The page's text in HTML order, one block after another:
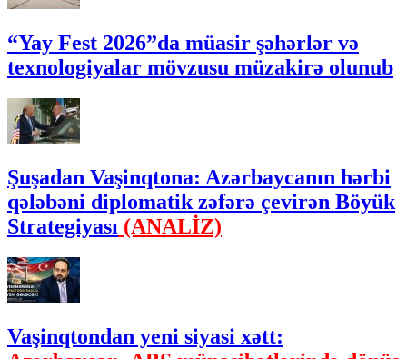
“Yay Fest 2026”da müasir şəhərlər və
texnologiyalar mövzusu müzakirə olunub
Şuşadan Vaşinqtona: Azərbaycanın hərbi
qələbəni diplomatik zəfərə çevirən Böyük
Strategiyası (ANALİZ)
Vaşinqtondan yeni siyasi xətt: